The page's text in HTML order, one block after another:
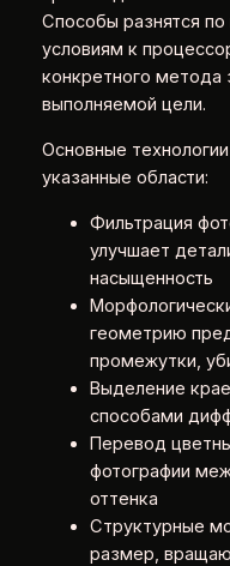
Способы разнятся
условиям к
конкретного метода
выполняемой цели.
Основные
указанные области:
Фильтрация
улучшает
насыщенность
геометрию
промежутки,
Выделение
способами
Перевод
фотографии
оттенка
Структурные
размер,